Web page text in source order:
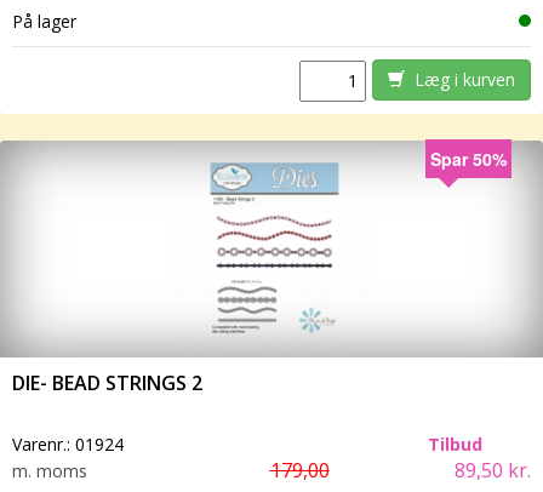
På lager
Læg i kurven
Spar 50%
DIE- BEAD STRINGS 2
Varenr.: 01924
Tilbud
m. moms
179,00 89,50 kr.